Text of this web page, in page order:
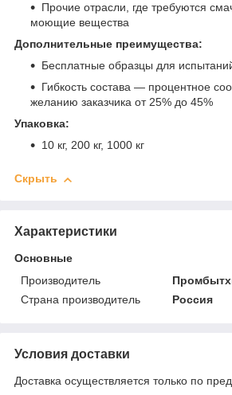
Прочие отрасли, где требуются
моющие вещества
Дополнительные преимущества:
Бесплатные образцы для
Гибкость состава — процентное
желанию заказчика от 25% до 45%
Упаковка:
10 кг, 200 кг, 1000 кг
Скрыть
Характеристики
Основные
Производитель
Страна производитель
Россия
Условия доставки
Доставка осуществляется только по